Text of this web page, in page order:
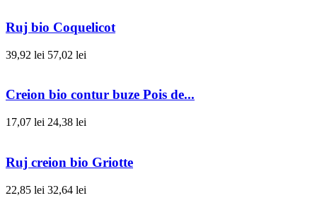
Ruj bio Coquelicot
39,92 lei 57,02 lei
Creion bio contur buze Pois de...
17,07 lei 24,38 lei
Ruj creion bio Griotte
22,85 lei 32,64 lei